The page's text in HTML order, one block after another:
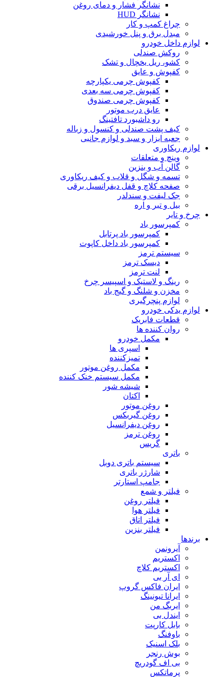
نشانگر فشار و دمای روغن
نشانگر HUD
چراغ کمپ و کار
مبدل برق و پنل خورشیدی
لوازم داخل خودرو
روکش صندلی
کشو، ریل یخچال و تشک
کفپوش و عایق
کفپوش چرمی یکپارچه
کفپوش چرمی سه بعدی
کفپوش چرمی صندوق
عایق درب موتور
رو داشبورد تافتینگ
کیف پشت صندلی و کنسول و زباله
جعبه ابزار و سبد و لوازم جانبی
لوازم ریکاوری
وینچ و متعلقات
گالن آب و بنزین
تسمه و شگل و قلاب و کیف ریکاوری
صفحه کلاچ و قفل دیفرانسیل برقی
جک لیفت و سندلدر
بیل و تبر و اره
چرخ و تایر
کمپرسور باد
کمپرسور باد پرتابل
کمپرسور باد داخل کاپوت
سیستم ترمز
دیسک ترمز
لنت ترمز
رینگ و لاستیک و اسپیسر چرخ
مخزن و شلنگ و گیج باد
لوازم پنچرگیری
لوازم یدکی خودرو
قطعات فابریک
روان کننده ها
مکمل خودرو
اسپری ها
تمیزکننده
مکمل روغن موتور
مکمل سیستم خنک کننده
شیشه شور
اکتان
روغن موتور
روغن گیربکس
روغن دیفرانسیل
روغن ترمز
گریس
باتری
سیستم باتری دوبل
شارژر باتری
جامپ استارتر
فیلتر و شمع
فیلتر روغن
فیلتر هوا
فیلتر اتاق
فیلتر بنزین
برندها
آیرونمن
اکستریم
اکستریم کلاچ
ای آر بی
ایران فاکس گروپ
ایرانا تیونینگ
ایربگ من
ایندل بی
بابل کارپت
باوفنگ
بلک اسنیک
بوش رنجر
بی اف گودریچ
پرماتکس